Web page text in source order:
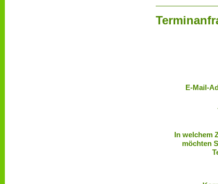
E-Mail-
In welchem
möchten